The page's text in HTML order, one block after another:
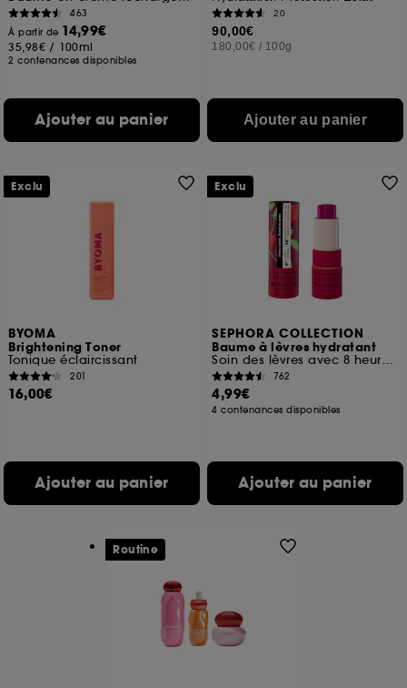
463
À partir de 14,99€
35,98€ / 100ml
2 contenances disponibles
Ajouter au panier
20
90,00€
180,00€ / 100g
Ajouter au panier
BYOMA
Brightening Toner
Tonique éclaircissant
201
16,00€
Ajouter au panier
Exclu
SEPHORA COLLECTION
Baume à lèvres hydratant
Soin des lèvres avec 8 heures d'hydratation
762
4,99€
4 contenances disponibles
Ajouter au panier
Exclu
Routine